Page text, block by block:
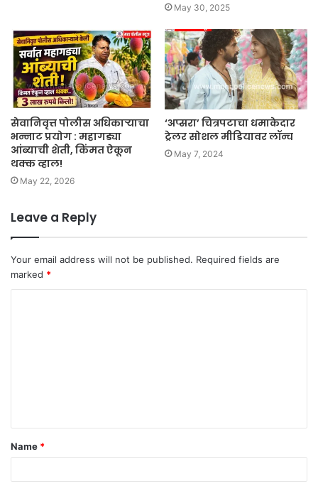
May 30, 2025
सेवानिवृत्त पोलीस अधिकाऱ्याचा
भन्नाट प्रयोग : महागड्या
आंब्याची शेती, किंमत ऐकून
थक्क व्हाल!
May 22, 2026
‘अप्सरा’ चित्रपटाचा धमाकेदार
ट्रेलर सोशल मीडियावर लॉन्च
May 7, 2024
Leave a Reply
Your email address will not be published. Required fields are
marked *
t
*
Name *